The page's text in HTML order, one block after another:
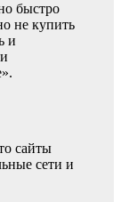
быстро
не купить
и
сайты
сети и